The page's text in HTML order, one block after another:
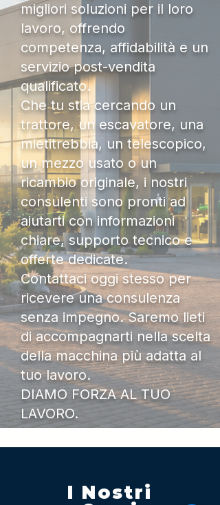
migliori soluzioni per il loro
lavoro, offrendo
competenza, affidabilità e un
servizio post-vendita
qualificato.
Che tu stia cercando un
trattore, un escavatore, una
mietitrebbia, un telescopico,
un mezzo usato o un
ricambio originale, i nostri
consulenti sono pronti ad
aiutarti con informazioni
chiare, supporto tecnico e
offerte dedicate.
Contattaci oggi stesso per
ricevere una consulenza
senza impegno. Saremo lieti
di accompagnarti nella scelta
della macchina più adatta al
tuo lavoro.
DIAMO FORZA AL TUO
LAVORO.
I Nostri